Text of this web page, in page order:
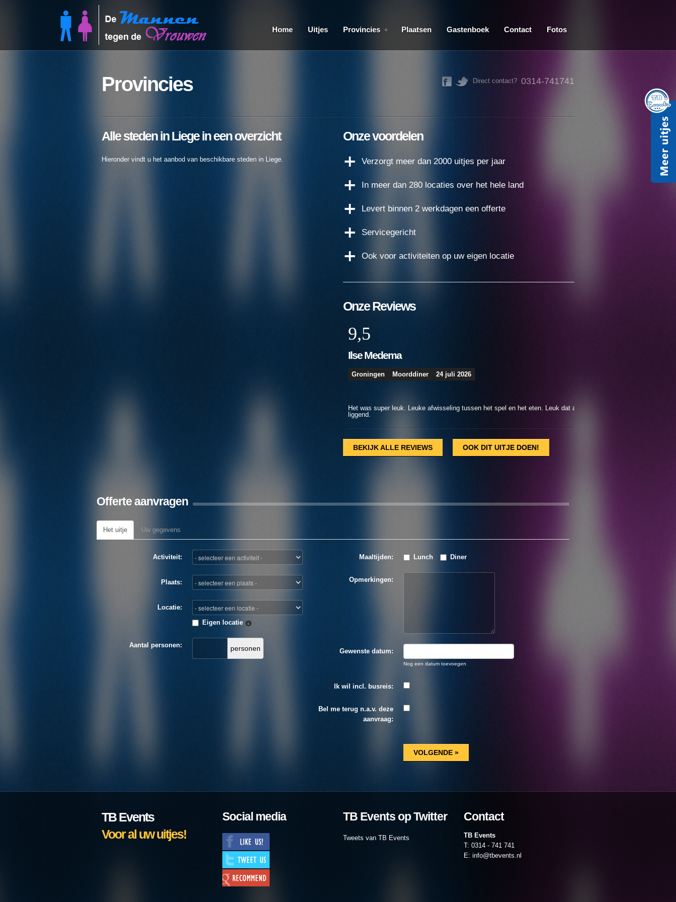
Home Uitjes Provincies Plaatsen Gastenboek Contact Fotos
Provincies Direct contact? 0314-741741
Alle steden in Liege in een overzicht
Hieronder vindt u het aanbod van beschikbare steden in Liege.
Onze voordelen
Verzorgt meer dan 2000 uitjes per jaar
In meer dan 280 locaties over het hele land
Levert binnen 2 werkdagen een offerte
Servicegericht
Ook voor activiteiten op uw eigen locatie
Onze Reviews
7,5
Amanda
Antwerpen Moorddiner 17 juli 2026
Leuk spel, goede begeleider! We misten in het begin enkel een beetje sfeermuziek en een klein beetje
beter zijn. (Dus niet aan het begin vertellen dat we een moorddiner gaan doen)
BEKIJK ALLE REVIEWS OOK DIT UITJE DOEN!
Offerte aanvragen
Het uitje Uw gegevens
Activiteit:
Plaats:
Locatie:
Eigen locatie
Aantal personen: personen
Maaltijden: Lunch Diner
Opmerkingen:
Gewenste datum:
Nog een datum toevoegen
Ik wil incl. busreis:
Bel me terug n.a.v. deze
aanvraag:
TB Events
Voor al uw uitjes!
Social media TB Events op Twitter
Tweets van TB Events
Contact
TB Events
T: 0314 - 741 741
E: info@tbevents.nl